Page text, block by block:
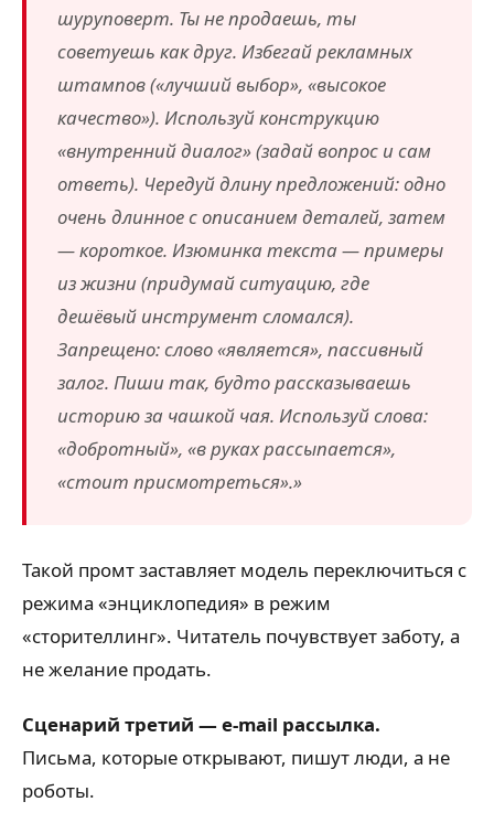
шуруповерт. Ты не продаешь, ты
советуешь как друг. Избегай рекламных
штампов («лучший выбор», «высокое
качество»). Используй конструкцию
«внутренний диалог» (задай вопрос и сам
ответь). Чередуй длину предложений: одно
очень длинное с описанием деталей, затем
— короткое. Изюминка текста — примеры
из жизни (придумай ситуацию, где
дешёвый инструмент сломался).
Запрещено: слово «является», пассивный
залог. Пиши так, будто рассказываешь
историю за чашкой чая. Используй слова:
«добротный», «в руках рассыпается»,
«стоит присмотреться».»
Такой промт заставляет модель переключиться с
режима «энциклопедия» в режим
«сторителлинг». Читатель почувствует заботу, а
не желание продать.
Сценарий третий — e-mail рассылка.
Письма, которые открывают, пишут люди, а не
роботы.